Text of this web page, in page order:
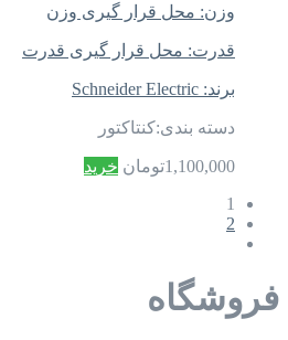
وزن: محل قرار گیری وزن
قدرت: محل قرار گیری قدرت
برند: Schneider Electric
دسته بندی:کنتاکتور
1,100,000تومان خرید
1
2
فروشگاه